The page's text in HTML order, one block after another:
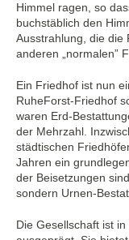
Himmel ragen, so
buchstäblich den
Ausstrahlung, die die
anderen „normalen”
Ein Friedhof ist nun
RuheForst-Friedhof
waren Erd-
der Mehrzahl.
städtischen
Jahren ein
der Beisetzungen
sondern Urnen-
Die Gesellschaft ist